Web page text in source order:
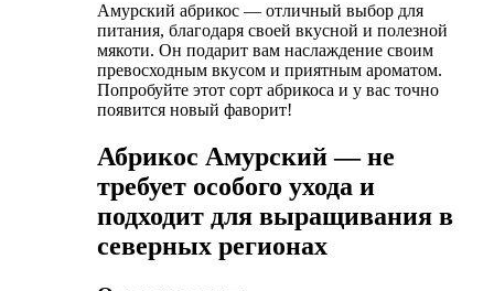
Амурский абрикос — отличный выбор для
питания, благодаря своей вкусной и полезной
мякоти. Он подарит вам наслаждение своим
превосходным вкусом и приятным ароматом.
Попробуйте этот сорт абрикоса и у вас точно
появится новый фаворит!
Абрикос Амурский — не
требует особого ухода и
подходит для выращивания в
северных регионах